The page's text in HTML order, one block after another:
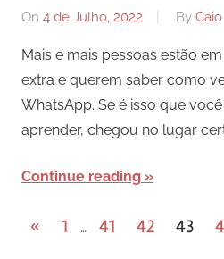
On 4 de Julho, 2022 By Caio
Mais e mais pessoas estão
extra e querem saber como
WhatsApp. Se é isso que
aprender, chegou no lugar
Continue reading
Paginação
« Previous
1 … 41 42 43